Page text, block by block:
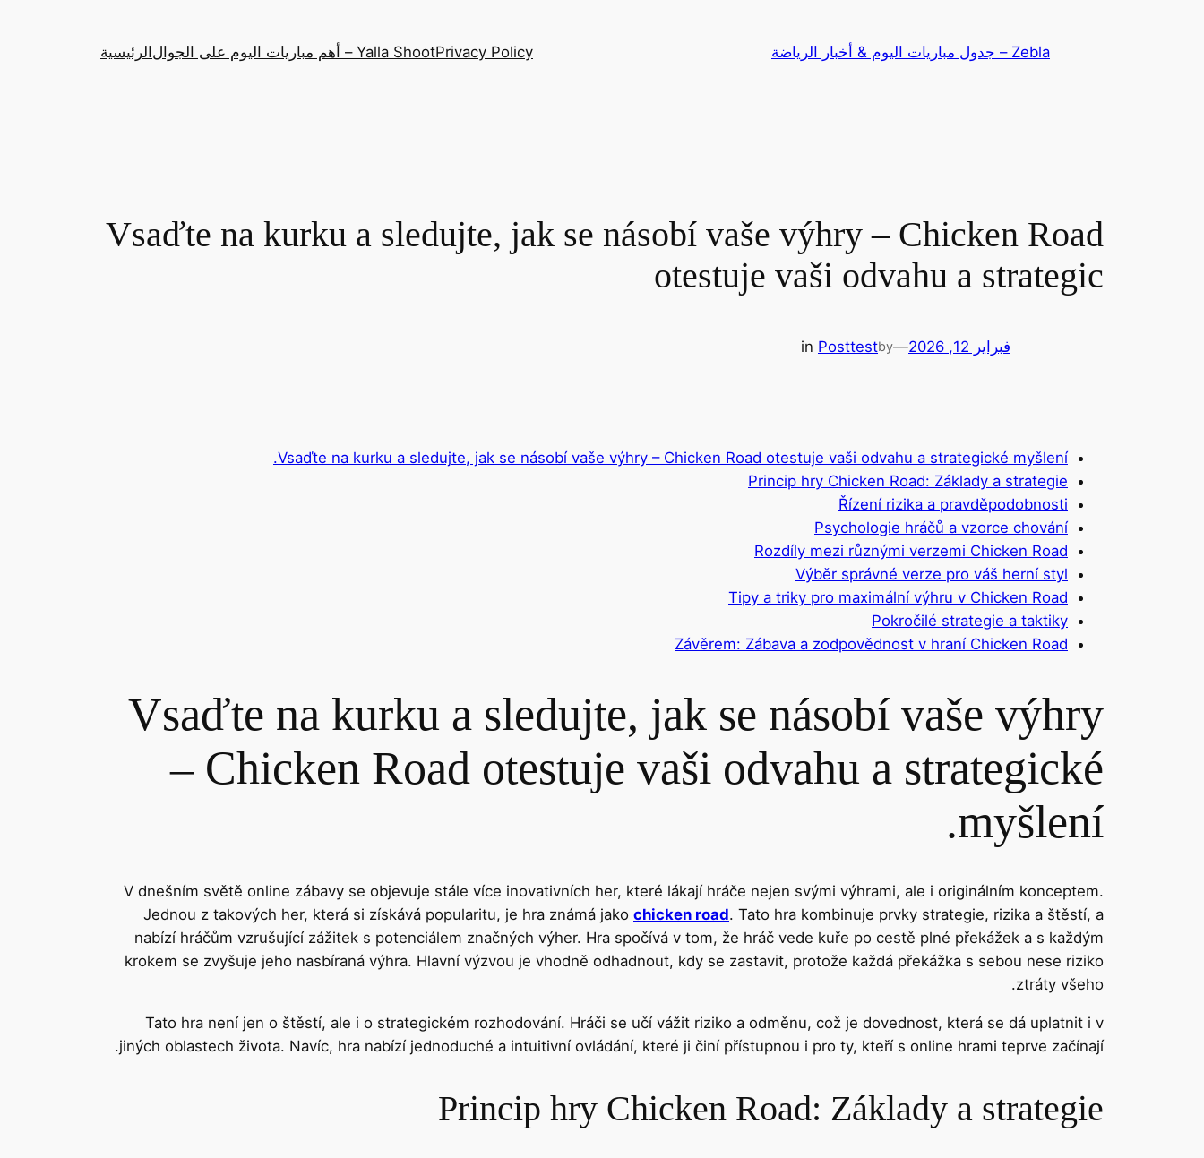
Zebla – جدول مباريات اليوم & أخبار الرياضة Privacy PolicyYalla Shoot – أهم مباريات اليوم على الجوال الرئيسية
Vsaďte na kurku a sledujte, jak se násobí vaše výhry – Chicken Road
otestuje vaši odvahu a strategic
فبراير 12, 2026 —
by
test
in Post
Vsaďte na kurku a sledujte, jak se násobí vaše výhry – Chicken Road otestuje vaši odvahu a strategické myšlení.
Princip hry Chicken Road: Základy a strategie
Řízení rizika a pravděpodobnosti
Psychologie hráčů a vzorce chování
Rozdíly mezi různými verzemi Chicken Road
Výběr správné verze pro váš herní styl
Tipy a triky pro maximální výhru v Chicken Road
Pokročilé strategie a taktiky
Závěrem: Zábava a zodpovědnost v hraní Chicken Road
Vsaďte na kurku a sledujte, jak se násobí vaše výhry
– Chicken Road otestuje vaši odvahu a strategické
myšlení.
V dnešním světě online zábavy se objevuje stále více inovativních her, které lákají hráče nejen svými výhrami, ale i originálním konceptem.
Jednou z takových her, která si získává popularitu, je hra známá jako chicken road. Tato hra kombinuje prvky strategie, rizika a štěstí, a
nabízí hráčům vzrušující zážitek s potenciálem značných výher. Hra spočívá v tom, že hráč vede kuře po cestě plné překážek a s každým
krokem se zvyšuje jeho nasbíraná výhra. Hlavní výzvou je vhodně odhadnout, kdy se zastavit, protože každá překážka s sebou nese riziko
ztráty všeho.
Tato hra není jen o štěstí, ale i o strategickém rozhodování. Hráči se učí vážit riziko a odměnu, což je dovednost, která se dá uplatnit i v
jiných oblastech života. Navíc, hra nabízí jednoduché a intuitivní ovládání, které ji činí přístupnou i pro ty, kteří s online hrami teprve začínají.
Princip hry Chicken Road: Základy a strategie